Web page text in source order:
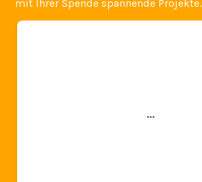
mit Ihrer Spende spannende Projekte.